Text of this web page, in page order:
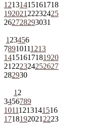
12131415161718
192021 22232425
262728293031
1 23456
78910111213
14151617181920
21 222324252627
282930
1 2
3456789
10111213141516
1718192021 2223